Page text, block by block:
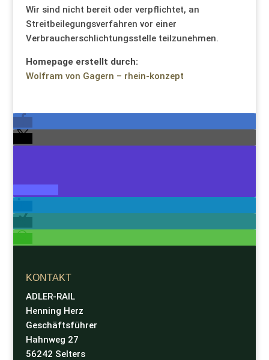
Wir sind nicht bereit oder verpflichtet, an
Streitbeilegungsverfahren vor einer
Verbraucherschlichtungsstelle teilzunehmen.
Homepage erstellt durch:
Wolfram von Gagern – rhein-konzept
KONTAKT
ADLER-RAIL
Henning Herz
Geschäftsführer
Hahnweg 27
56242 Selters